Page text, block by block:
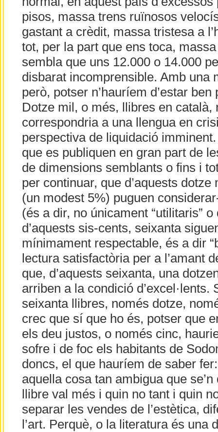
pisos, massa trens ruïnosos
gastant a crèdit, massa tristesa a
tot, per la part que ens toca,
sembla que uns 12.000 o 14.000
disbarat incomprensible. Amb una
però, potser n’hauríem d’estar
Dotze mil, o més, llibres en català,
correspondria a una llengua en
perspectiva de liquidació
que es publiquen en gran part de
de dimensions semblants o fins i
per continuar, que d’aquests
(un modest 5%) puguen
(és a dir, no únicament “utilitaris” o
d’aquests sis-cents, seixanta
mínimament respectable, és a dir
lectura satisfactòria per a l’amant
que, d’aquests seixanta, una
arriben a la condició d’excel·lents.
seixanta llibres, només dotze,
crec que sí que ho és, potser que
els deu justos, o només cinc,
sofre i de foc els habitants de
doncs, el que hauríem de saber
aquella cosa tan ambigua que
llibre val més i quin no tant i quin
separar les vendes de l’estètica,
l’art. Perquè, o la literatura és una